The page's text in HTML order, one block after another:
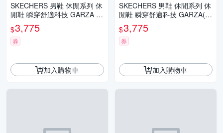
SKECHERS 男鞋 休閒系列 休
閒鞋 瞬穿舒適科技 GARZA (2
05278WBBK)
$3,775
券
加入購物車
SKECHERS 男鞋 休閒系列 休
閒鞋 瞬穿舒適科技 GARZA(2
05278WDKBR)
$3,775
券
加入購物車